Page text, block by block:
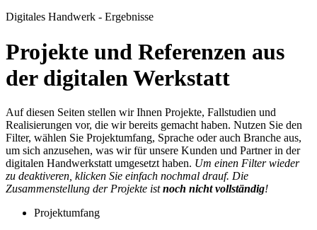
Digitales Handwerk - Ergebnisse
Projekte und Referenzen aus
der digitalen Werkstatt
Auf diesen Seiten stellen wir Ihnen Projekte, Fallstudien und
Realisierungen vor, die wir bereits gemacht haben. Nutzen Sie den
Filter, wählen Sie Projektumfang, Sprache oder auch Branche aus,
um sich anzusehen, was wir für unsere Kunden und Partner in der
digitalen Handwerkstatt umgesetzt haben. Um einen Filter wieder
zu deaktiveren, klicken Sie einfach nochmal drauf. Die
Zusammenstellung der Projekte istnoch nicht vollständig!
Projektumfang